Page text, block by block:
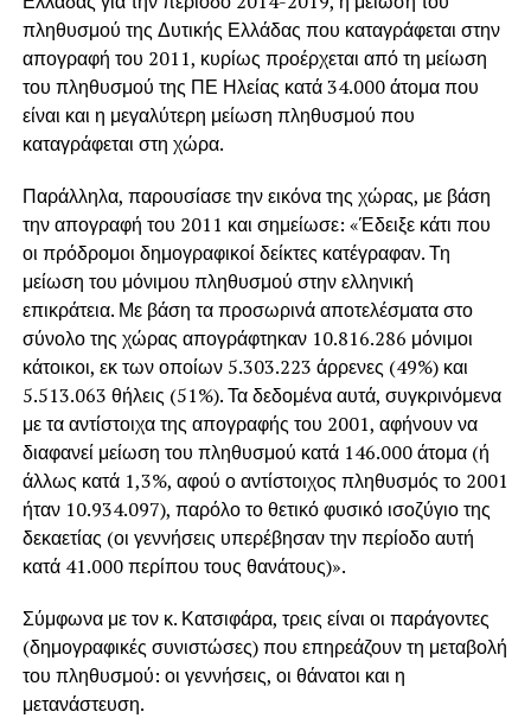
πληθυσμού της Δυτικής Ελλάδας που καταγράφεται στην
απογραφή του 2011, κυρίως προέρχεται από τη μείωση
του πληθυσμού της ΠΕ Ηλείας κατά 34.000 άτομα που
είναι και η μεγαλύτερη μείωση πληθυσμού που
καταγράφεται στη χώρα.
Παράλληλα, παρουσίασε την εικόνα της χώρας, με βάση
την απογραφή του 2011 και σημείωσε: «Έδειξε κάτι που
οι πρόδρομοι δημογραφικοί δείκτες κατέγραφαν. Τη
μείωση του μόνιμου πληθυσμού στην ελληνική
επικράτεια. Με βάση τα προσωρινά αποτελέσματα στο
σύνολο της χώρας απογράφτηκαν 10.816.286 μόνιμοι
κάτοικοι, εκ των οποίων 5.303.223 άρρενες (49%) και
5.513.063 θήλεις (51%). Τα δεδομένα αυτά, συγκρινόμενα
με τα αντίστοιχα της απογραφής του 2001, αφήνουν να
διαφανεί μείωση του πληθυσμού κατά 146.000 άτομα (ή
άλλως κατά 1,3%, αφού ο αντίστοιχος πληθυσμός το 2001
ήταν 10.934.097), παρόλο το θετικό φυσικό ισοζύγιο της
δεκαετίας (οι γεννήσεις υπερέβησαν την περίοδο αυτή
κατά 41.000 περίπου τους θανάτους)».
Σύμφωνα με τον κ. Κατσιφάρα, τρεις είναι οι παράγοντες
(δημογραφικές συνιστώσες) που επηρεάζουν τη μεταβολή
του πληθυσμού: οι γεννήσεις, οι θάνατοι και η
μετανάστευση.